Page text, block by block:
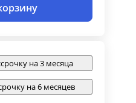
на 3 месяца
на 6 месяцев